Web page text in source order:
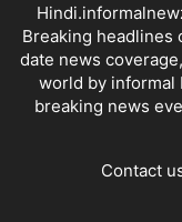
Breaking headlines
date news
world by informal
breaking news
Contact